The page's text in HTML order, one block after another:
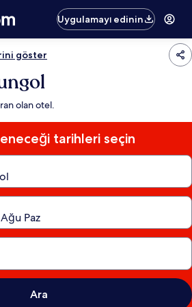
Uygulamayı edinin
göster
olan otel.
tarihleri seçin
Ara